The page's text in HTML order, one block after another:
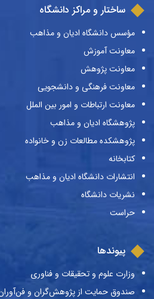
ساختار و مراکز دانشگاه
مؤسس دانشگاه ادیان و مذاهب
معاونت آموزش
معاونت پژوهش
معاونت فرهنگی و دانشجویی
معاونت ارتباطات و امور بین الملل
پژوهشگاه ادیان و مذاهب
پژوهشکده مطالعات زن و خانواده
کتابخانه
انتشارات دانشگاه ادیان و مذاهب
نشریات دانشگاه
حراست
پیوندها
وزارت علوم و تحقیقات و فناوری
صندوق حمایت از پژوهش‌گران و